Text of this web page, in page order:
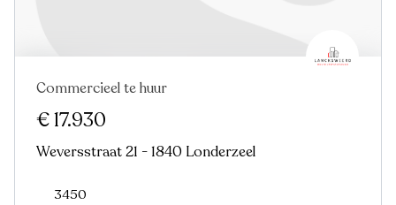
Commercieel te huur
€ 17.930
Weversstraat 21 - 1840 Londerzeel
3450